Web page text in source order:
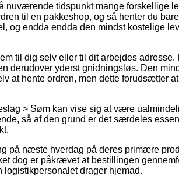
nuværende tidspunkt mange forskellige
til en pakkeshop, og så henter du
og endda endda den mindst kostelige
til dig selv eller til dit arbejdes adresse.
derudover yderst gnidningsløs. Den
at hente ordren, men dette forudsætter
> Søm kan vise sig at være
så af den grund er det særdeles
på næste hverdag på deres primære
dog er påkrævet at bestillingen
logistikpersonalet drager hjemad.